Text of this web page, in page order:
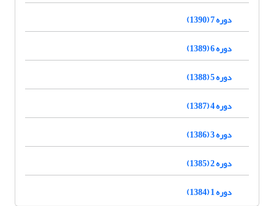
دوره 7 (1390)
دوره 6 (1389)
دوره 5 (1388)
دوره 4 (1387)
دوره 3 (1386)
دوره 2 (1385)
دوره 1 (1384)